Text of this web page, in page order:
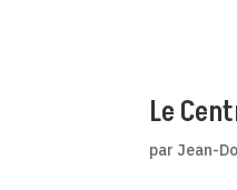
Le
par Jean-